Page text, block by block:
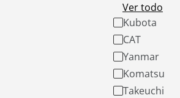
Ver todo
Kubota
CAT
Yanmar
Komatsu
Takeuchi